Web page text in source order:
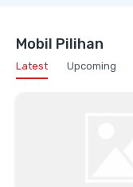
Mobil Pilihan
Latest Upcoming